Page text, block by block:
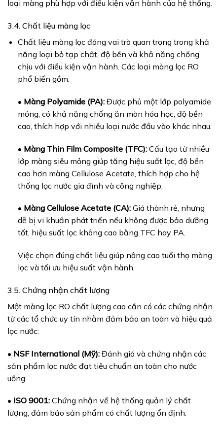
loại màng phù hợp với điều kiện vận hành của hệ thống.
3.4. Chất liệu màng lọc
Chất liệu màng lọc đóng vai trò quan trọng trong khả
năng loại bỏ tạp chất, độ bền và khả năng chống
chịu với điều kiện vận hành. Các loại màng lọc RO
phổ biến gồm:
• Màng Polyamide (PA):Được phủ một lớp polyamide
mỏng, có khả năng chống ăn mòn hóa học, độ bền
cao, thích hợp với nhiều loại nước đầu vào khác nhau.
• Màng Thin Film Composite (TFC):Cấu tạo từ nhiều
lớp màng siêu mỏng giúp tăng hiệu suất lọc, độ bền
cao hơn màng Cellulose Acetate, thích hợp cho hệ
thống lọc nước gia đình và công nghiệp.
• Màng Cellulose Acetate (CA):Giá thành rẻ, nhưng
dễ bị vi khuẩn phát triển nếu không được bảo dưỡng
tốt, hiệu suất lọc không cao bằng TFC hay PA.
Việc chọn đúng chất liệu giúp nâng cao tuổi thọ màng
lọc và tối ưu hiệu suất vận hành.
3.5. Chứng nhận chất lượng
Một màng lọc RO chất lượng cao cần có các chứng nhận
từ các tổ chức uy tín nhằm đảm bảo an toàn và hiệu quả
lọc nước:
• NSF International (Mỹ): Đánh giá và chứng nhận các
sản phẩm lọc nước đạt tiêu chuẩn an toàn cho nước
uống.
• ISO 9001: Chứng nhận về hệ thống quản lý chất
lượng, đảm bảo sản phẩm có chất lượng ổn định.